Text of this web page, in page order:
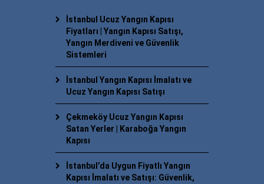
İstanbul Ucuz Yangın Kapısı
Fiyatları | Yangın Kapısı Satışı,
Yangın Merdiveni ve Güvenlik
Sistemleri
İstanbul Yangın Kapısı İmalatı ve
Ucuz Yangın Kapısı Satışı
Çekmeköy Ucuz Yangın Kapısı
Satan Yerler | Karaboğa Yangın
Kapısı
İstanbul’da Uygun Fiyatlı Yangın
Kapısı İmalatı ve Satışı: Güvenlik,